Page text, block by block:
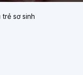
sơ sinh